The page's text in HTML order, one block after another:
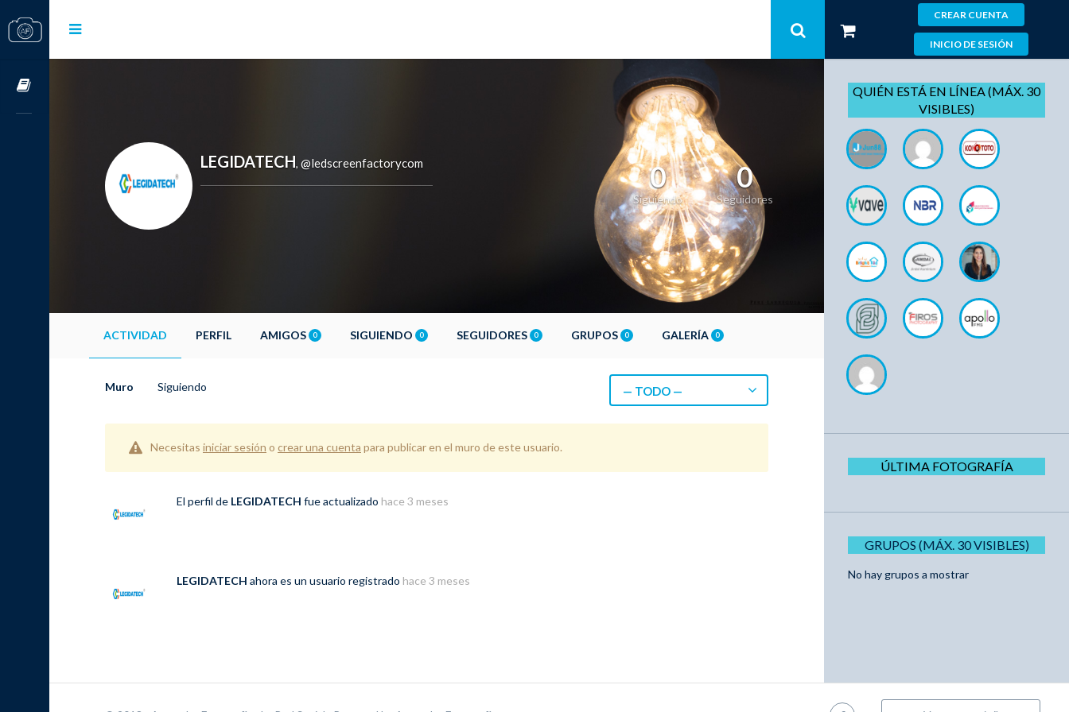
CREAR CUENTA
INICIO DE SESIÓN
LEGIDATECH, @ledscreenfactorycom 0
Siguiendo
0
Seguidores
ACTIVIDAD PERFIL AMIGOS 0 SIGUIENDO 0 SEGUIDORES 0 GRUPOS 0 GALERÍA 0
Muro Siguiendo — TODO —
Necesitas iniciar sesión o crear una cuenta para publicar en el muro de este usuario.
El perfil de LEGIDATECH fue actualizado hace 3 meses
LEGIDATECH ahora es un usuario registrado hace 3 meses
QUIÉN ESTÁ EN LÍNEA (MÁX. 30
VISIBLES)
ÚLTIMA FOTOGRAFÍA
GRUPOS (MÁX. 30 VISIBLES)
No hay grupos a mostrar